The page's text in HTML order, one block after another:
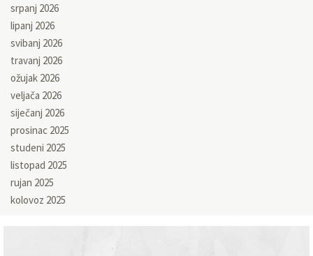
srpanj 2026
lipanj 2026
svibanj 2026
travanj 2026
ožujak 2026
veljača 2026
siječanj 2026
prosinac 2025
studeni 2025
listopad 2025
rujan 2025
kolovoz 2025